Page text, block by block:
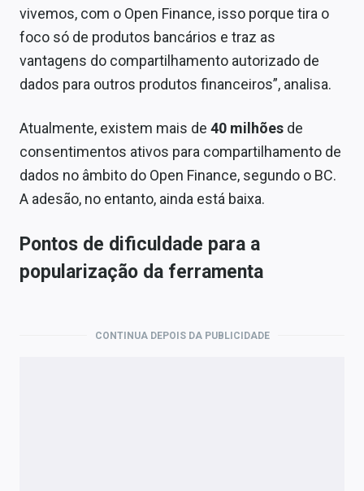
vivemos, com o Open Finance, isso porque tira o
foco só de produtos bancários e traz as
vantagens do compartilhamento autorizado de
dados para outros produtos financeiros”, analisa.
Atualmente, existem mais de 40 milhões de
consentimentos ativos para compartilhamento de
dados no âmbito do Open Finance, segundo o BC.
A adesão, no entanto, ainda está baixa.
Pontos de dificuldade para a
popularização da ferramenta
CONTINUA DEPOIS DA PUBLICIDADE